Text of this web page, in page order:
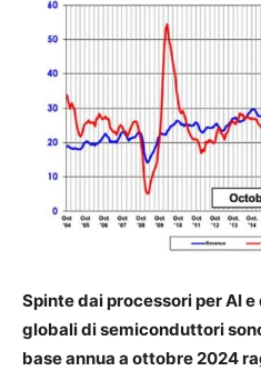
Spinte dai processori per AI
globali di semiconduttori
base annua a ottobre 2024